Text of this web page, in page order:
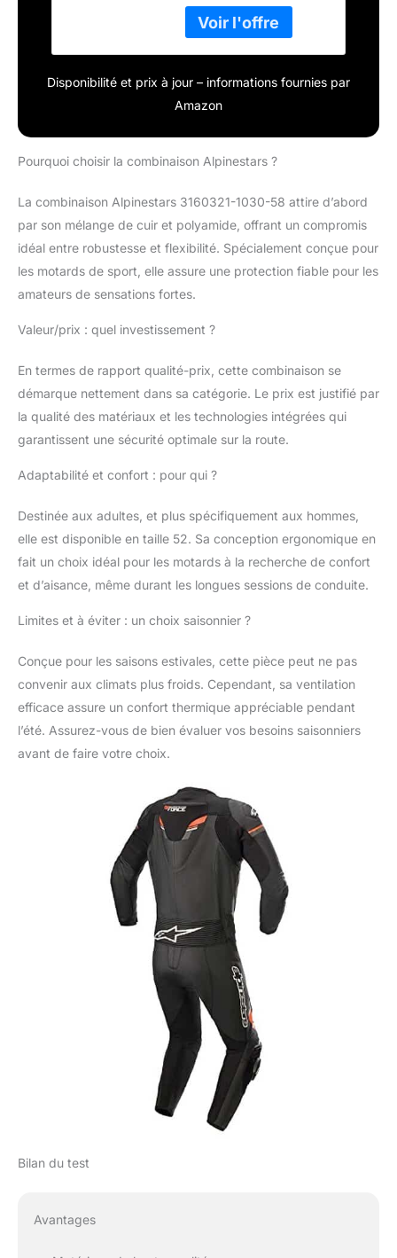
déroulante pour vérifier
la compatibilité avec le
Disponibilité et prix à jour – informations fournies par
Amazon
Pourquoi choisir la combinaison Alpinestars ?
La combinaison Alpinestars 3160321-1030-58 attire d’abord
par son mélange de cuir et polyamide, offrant un compromis
idéal entre robustesse et flexibilité. Spécialement conçue pour
les motards de sport, elle assure une protection fiable pour les
amateurs de sensations fortes.
Valeur/prix : quel investissement ?
En termes de rapport qualité-prix, cette combinaison se
démarque nettement dans sa catégorie. Le prix est justifié par
la qualité des matériaux et les technologies intégrées qui
garantissent une sécurité optimale sur la route.
Adaptabilité et confort : pour qui ?
Destinée aux adultes, et plus spécifiquement aux hommes,
elle est disponible en taille 52. Sa conception ergonomique en
fait un choix idéal pour les motards à la recherche de confort
et d’aisance, même durant les longues sessions de conduite.
Limites et à éviter : un choix saisonnier ?
Conçue pour les saisons estivales, cette pièce peut ne pas
convenir aux climats plus froids. Cependant, sa ventilation
efficace assure un confort thermique appréciable pendant
l’été. Assurez-vous de bien évaluer vos besoins saisonniers
avant de faire votre choix.
Bilan du test
Avantages